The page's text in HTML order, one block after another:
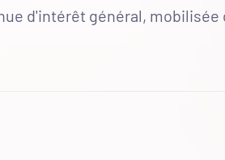
d'intérêt général,